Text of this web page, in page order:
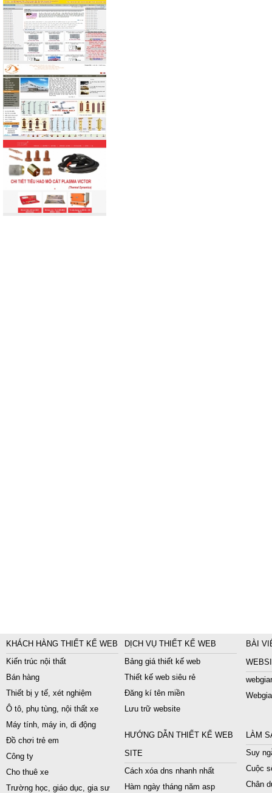
KHÁCH HÀNG THIẾT KẾ WEB
Kiến trúc nội thất
Bán hàng
Thiết bị y tế, xét nghiệm
Ô tô, phụ tùng, nội thất xe
Máy tính, máy in, di động
Đồ chơi trẻ em
Công ty
Cho thuê xe
Trường học, giáo dục, gia sư
DỊCH VỤ THIẾT KẾ WEB
Bảng giá thiết kế web
Thiết kế web siêu rẻ
Đăng kí tên miền
Lưu trữ website
BÀI
HƯỚNG DẪN THIẾT KẾ WEB
SITE
Cách xóa dns nhanh nhất
Hàm ngày tháng năm asp
LÀM
Suy
Cuộc
Chân